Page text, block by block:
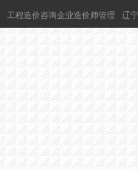
工程造价咨询企业造价师管理 辽